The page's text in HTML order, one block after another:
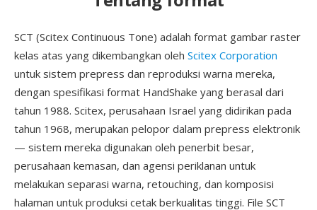
SCT (Scitex Continuous Tone) adalah format gambar raster
kelas atas yang dikembangkan oleh Scitex Corporation
untuk sistem prepress dan reproduksi warna mereka,
dengan spesifikasi format HandShake yang berasal dari
tahun 1988. Scitex, perusahaan Israel yang didirikan pada
tahun 1968, merupakan pelopor dalam prepress elektronik
— sistem mereka digunakan oleh penerbit besar,
perusahaan kemasan, dan agensi periklanan untuk
melakukan separasi warna, retouching, dan komposisi
halaman untuk produksi cetak berkualitas tinggi. File SCT